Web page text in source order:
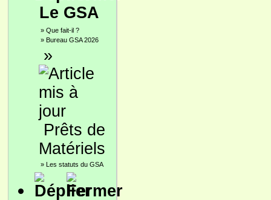
Le GSA
» Que fait-il ?
» Bureau GSA 2026
»
Prêts de
Matériels
» Les statuts du GSA